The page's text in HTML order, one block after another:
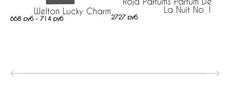
Welton Lucky Charm
668 руб - 714 руб
La Nuit No 1
2727 руб